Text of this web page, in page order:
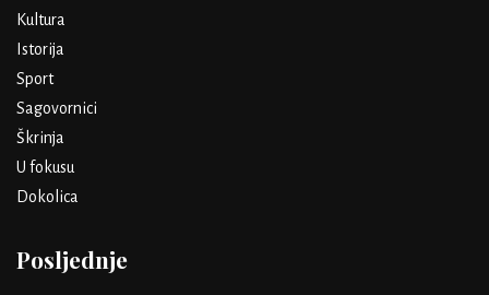
Kultura
Istorija
Sport
Sagovornici
Škrinja
U fokusu
Dokolica
Posljednje